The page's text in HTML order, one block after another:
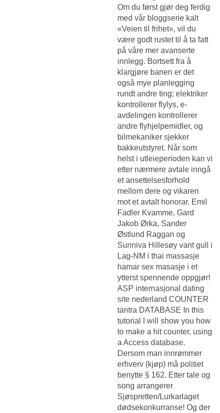
Om du først gjør deg ferdig
med vår bloggserie kalt
«Veien til frihet», vil du
være godt rustet til å ta fatt
på våre mer avanserte
innlegg. Bortsett fra å
klargjøre banen er det
også mye planlegging
rundt andre ting; elektriker
kontrollerer flylys, e-
avdelingen kontrollerer
andre flyhjelpemidler, og
bilmekaniker sjekker
bakkeutstyret. Når som
helst i utleieperioden kan vi
etter nærmere avtale inngå
et ansettelsesforhold
mellom dere og vikaren
mot et avtalt honorar. Emil
Fadler Kvamme, Gard
Jakob Ørka, Sander
Østlund Raggan og
Sunniva Hillesøy vant gull i
Lag-NM i thai massasje
hamar sex masasje i et
ytterst spennende oppgjør!
ASP internasjonal dating
site nederland COUNTER
tantra DATABASE In this
tutorial I will show you how
to make a hit counter, using
a Access database.
Dersom man innrømmer
erhverv (kjøp) må politiet
benytte § 162. Etter tale og
song arrangerer
Sjøspretten/Lurkarlaget
dødsekonkurranse! Og der